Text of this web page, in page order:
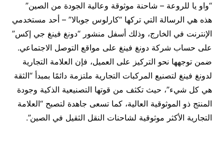
“واو يا للروعة – شاحنة موثوقة وعالية الجودة من الصين”
هذه هي الرسالة التي تركها “كارلوس جوبالا” – أحد مستخدمي
الإنترنت في الخارج، وذلك أسفل منشور “دونغ فينغ جي إكس”
على حساب شركة دونغ فينغ على مواقع التوصل الاجتماعي.
ضمن توجهها نحو التركيز على العميل، فإن العلامة التجارية
لدونغ فينغ لتصنيع المركبات التجارية ملتزمة دائمًا بمبدأ “الثقة
هي كل شيء”، حيث تكثف من قوتها التصنيعية الذكية وجودة
المنتج ذو الموثوقية العالية، كما تسعى جاهدة لتصبح “العلامة
التجارية الأكثر موثوقية لشاحنات النقل الثقيل في الصين”.